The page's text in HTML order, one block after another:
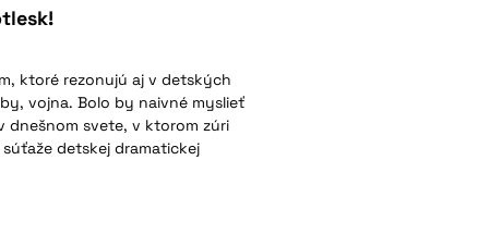
ktoré rezonujú aj v detských
vojna. Bolo by naivné myslieť
dnešnom svete, v ktorom zúri
detskej dramatickej